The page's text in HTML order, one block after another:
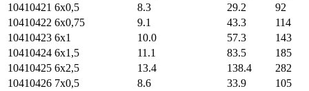
10410421 6х0,5 8.3 29.2
92
10410422 6х0,75 9.1 43.3
114
10410423 6х1 10.0 57.3
143
10410424 6х1,5 11.1 83.5
185
10410425 6х2,5 13.4 138.4
282
10410426 7х0,5 8.6 33.9
105